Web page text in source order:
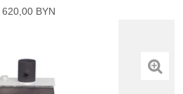
620,00 BYN